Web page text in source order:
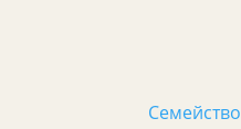
Семейство